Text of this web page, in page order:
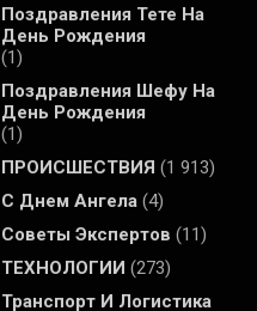
Поздравления Тете На
День Рождения
(1)
Поздравления Шефу На
День Рождения
(1)
ПРОИСШЕСТВИЯ (1 913)
С Днем Ангела (4)
Советы Экспертов (11)
ТЕХНОЛОГИИ (273)
Транспорт И Логистика